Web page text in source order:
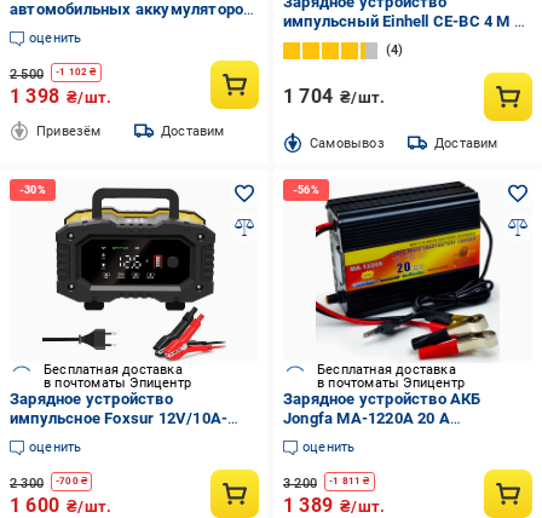
автомобильных аккумуляторов
ACID AGM GEL LiFePO
импульсный интеллектуальный
6-12V 10A 4-200AH (BJC-612)
оценить
2 500 -1 102 ₴
1 398 ₴/шт.
Привезём Доставим
импульсный Einhell CE-BC 4 M 4
А 120 А/год (1002225)
4
1 704 ₴/шт.
Cамовывоз Доставим
Бесплатная доставка
в почтоматы Эпицентр
Зарядное устройство
импульсное Foxsur 12V/10A-
24V/5A FPT-100 десульфатор 6-
200 А/ч (2497262741)
оценить
2 300 -700₴
1 600 ₴/шт.
Бесплатная доставка
в почтоматы Эпицентр
Зарядное устройство АКБ
Jongfa MA-1220A 20 А
(10443613)
оценить
3 200 -1 811 ₴
1 389 ₴/шт.